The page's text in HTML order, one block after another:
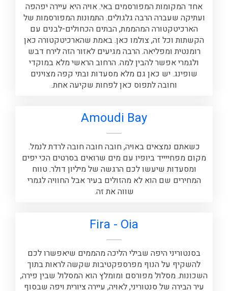
אחד המקומות המפורסמים באי. אויה היא עיירה יפהפה
ועתיקה שעברה הרבה גלגולים. התמונות המפורסמות של
הארכיטקטורה המהממת, הבתים הכחולים-לבנים עם
הקשתות וכל זה, צולמו כאן. באמת שהארכיטקטורה כאן
רומנטית ומפליאה. הרבה מגיעים לאזור הזה לירח דבש
ולגמרי אפשר להבין למה. הרחוב הראשי מלא במוקדי
שופינג. יש כאן גם מלא מסעדות ובתי קפה מצוינים
וחובה לתפוס כאן לפחות שקיעה אחת.
Amoudi Bay
כשאתם נמצאים באויה, חובה חובה חובה לרדת לנמל.
מקום מפחייייד ביופיו עם מים שרואים בסרטים הכי יפים
ומסעדות שיעשו לכם הרגשה של מיליון דולר. טווח
המחירים שם הוא לא מהזולים בעיר אבל החוויה לגמרי
שווה את זה.
Fira - Oia
בסנטוריני היפה שבילי הליכה מהממים שיאפשרו לכם
להשקיף על הנוף מפרספקטיבות שקשה לראות בתוך
השכונות. מסלול מפורסם ומומלץ הוא המסלול שבין פירה,
עיר הבירה של סנטוריני, לאויה, עיירה ציורית ויפה שבסוף